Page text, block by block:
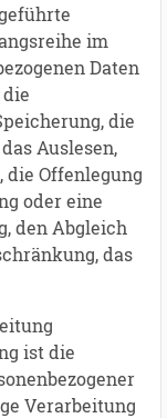
im
Daten
die
die
Auslesen,
die Offenlegung
oder eine
den Abgleich
das
ist die
Verarbeitung